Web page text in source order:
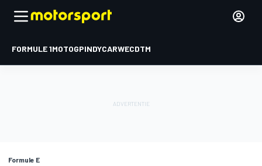
FORMULE 1MOTOGPINDYCARWECDTM
Formule E